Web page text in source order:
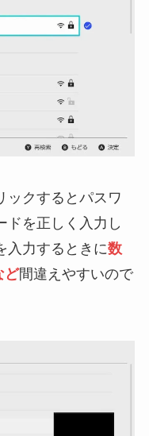
ックするとパスワ
ドを正しく入力し
入力するときに数
ど間違えやすいので